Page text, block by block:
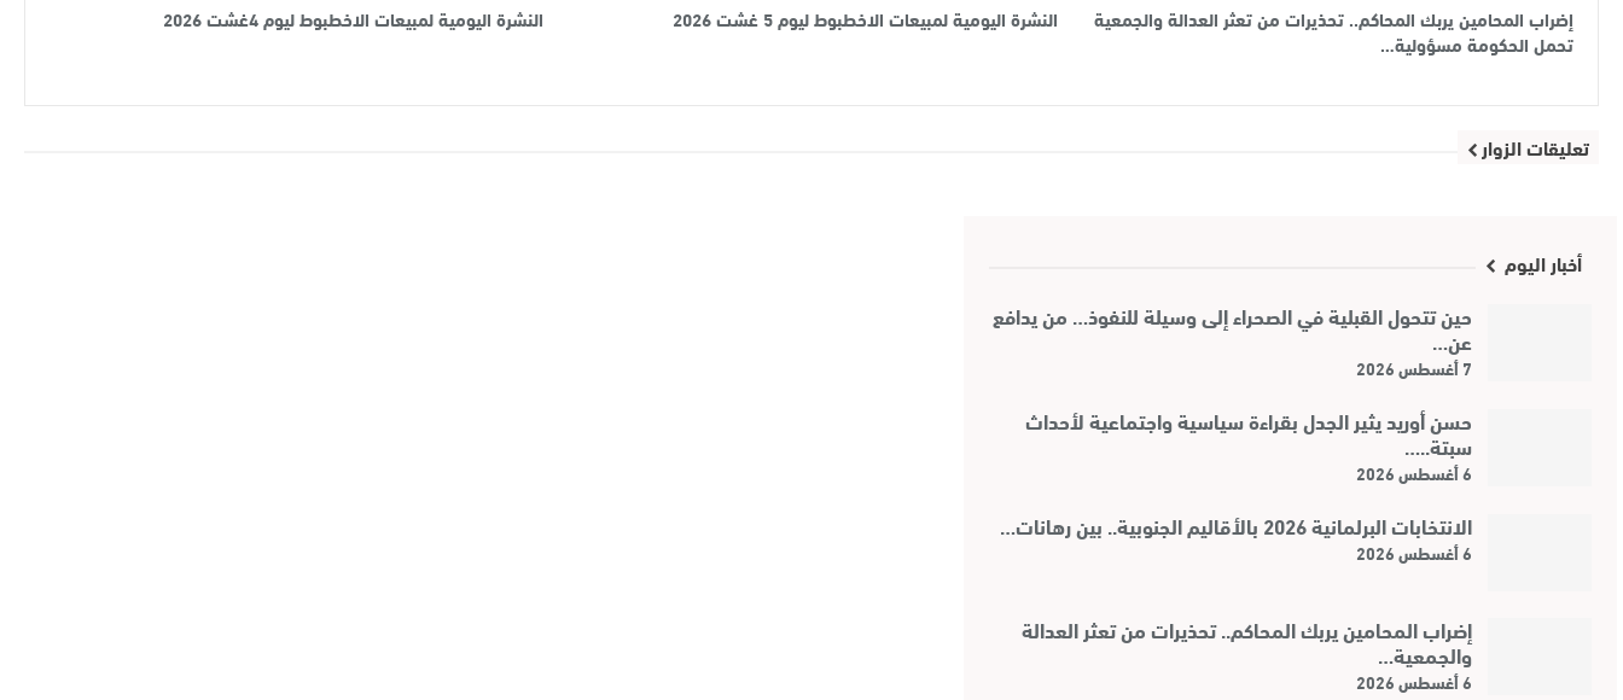
إضراب المحامين يربك المحاكم.. تحذيرات من تعثر العدالة والجمعية
تحمل الحكومة مسؤولية…
النشرة اليومية لمبيعات الاخطبوط ليوم 5 غشت 2026 النشرة اليومية لمبيعات الاخطبوط ليوم 4غشت 2026
تعليقات الزوار
أخبار اليوم
حين تتحول القبلية في الصحراء إلى وسيلة للنفوذ… من يدافع
عن…
7 أغسطس 2026
حسن أوريد يثير الجدل بقراءة سياسية واجتماعية لأحداث
سبتة..…
6 أغسطس 2026
الانتخابات البرلمانية 2026 بالأقاليم الجنوبية.. بين رهانات…
6 أغسطس 2026
إضراب المحامين يربك المحاكم.. تحذيرات من تعثر العدالة
والجمعية…
6 أغسطس 2026